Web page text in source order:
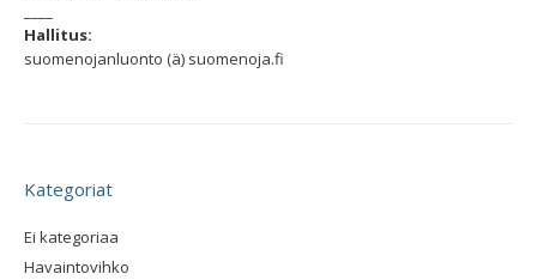
Hallitus:
suomenojanluonto (ä) suomenoja.fi
Kategoriat
Ei kategoriaa
Havaintovihko